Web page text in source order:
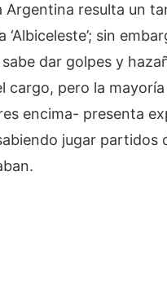
Argentina resulta un
‘Albiceleste’; sin
dar golpes y
cargo, pero la
encima- presenta
jugar partidos